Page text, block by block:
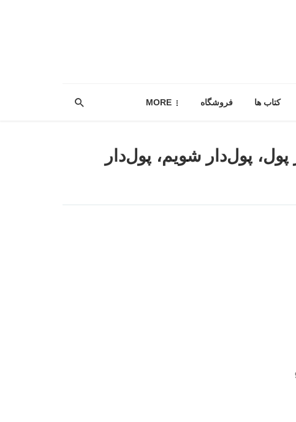
کتاب ها فروشگاه MORE
پول، پول‌دار شویم، پول‌دار